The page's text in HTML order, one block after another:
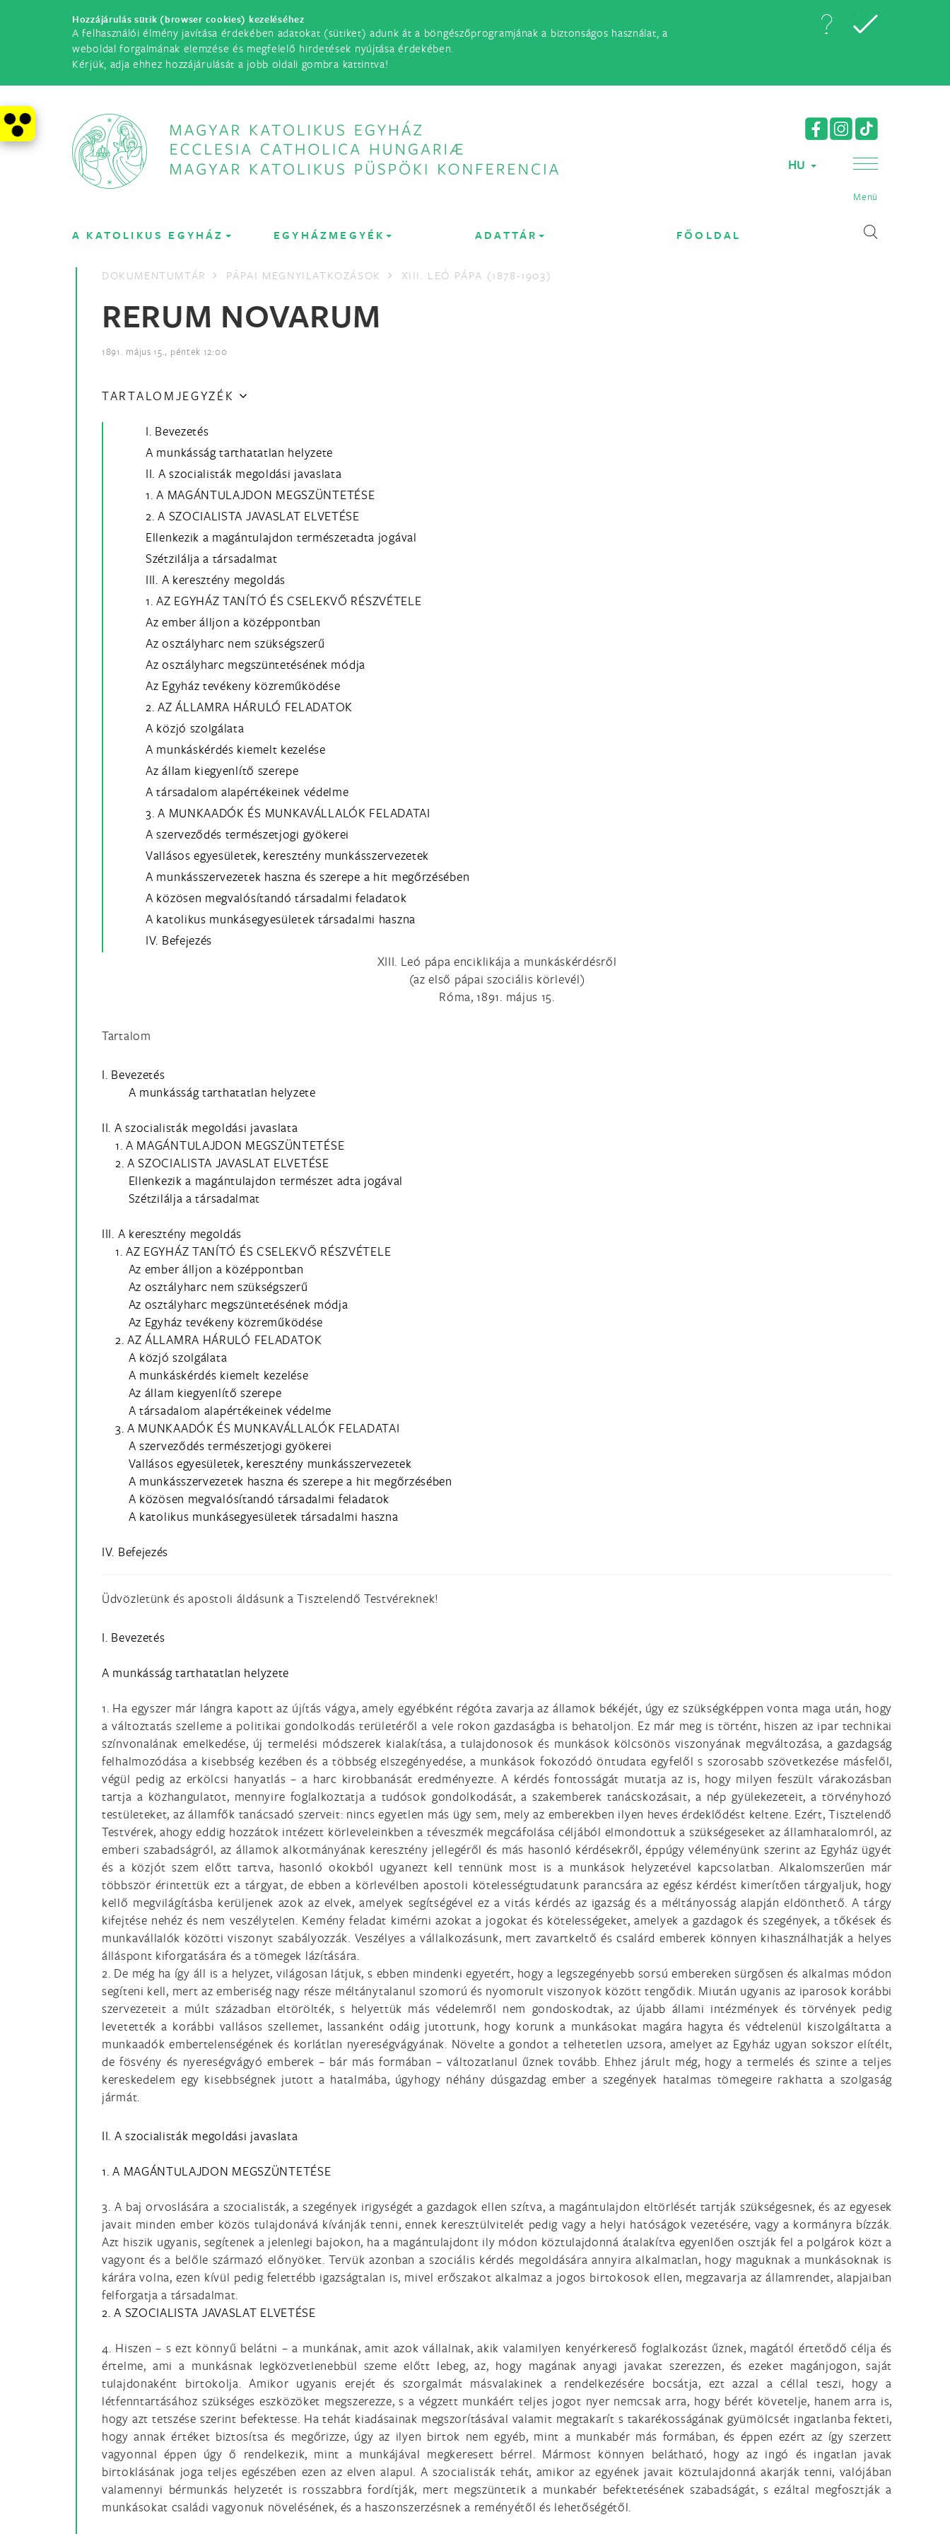
Hozzájárulás sütik (browser cookies) kezeléséhez
A felhasználói élmény javítása érdekében adatokat (sütiket) adunk át a böngészőprogramjának a biztonságos használat, a
weboldal forgalmának elemzése és megfelelő hirdetések nyújtása érdekében.
Kérjük, adja ehhez hozzájárulását a jobb oldali gombra kattintva!
HU
Menü
A KATOLIKUS EGYHÁZ EGYHÁZMEGYÉK ADATTÁR FŐOLDAL
DOKUMENTUMTÁR PÁPAI MEGNYILATKOZÁSOK XIII. LEÓ PÁPA (1878-1903)
RERUM NOVARUM
1891. május 15., péntek 12:00
TARTALOMJEGYZÉK
I. Bevezetés
A munkásság tarthatatlan helyzete
II. A szocialisták megoldási javaslata
1. A MAGÁNTULAJDON MEGSZÜNTETÉSE
2. A SZOCIALISTA JAVASLAT ELVETÉSE
Ellenkezik a magántulajdon természetadta jogával
Szétzilálja a társadalmat
III. A keresztény megoldás
1. AZ EGYHÁZ TANÍTÓ ÉS CSELEKVŐ RÉSZVÉTELE
Az ember álljon a középpontban
Az osztályharc nem szükségszerű
Az osztályharc megszüntetésének módja
Az Egyház tevékeny közreműködése
2. AZ ÁLLAMRA HÁRULÓ FELADATOK
A közjó szolgálata
A munkáskérdés kiemelt kezelése
Az állam kiegyenlítő szerepe
A társadalom alapértékeinek védelme
3. A MUNKAADÓK ÉS MUNKAVÁLLALÓK FELADATAI
A szerveződés természetjogi gyökerei
Vallásos egyesületek, keresztény munkásszervezetek
A munkásszervezetek haszna és szerepe a hit megőrzésében
A közösen megvalósítandó társadalmi feladatok
A katolikus munkásegyesületek társadalmi haszna
IV. Befejezés
XIII. Leó pápa enciklikája a munkáskérdésről
(az első pápai szociális körlevél)
Róma, 1891. május 15.
Tartalom
I. Bevezetés
A munkásság tarthatatlan helyzete
II. A szocialisták megoldási javaslata
1. A MAGÁNTULAJDON MEGSZÜNTETÉSE
2. A SZOCIALISTA JAVASLAT ELVETÉSE
Ellenkezik a magántulajdon természet adta jogával
Szétzilálja a társadalmat
III. A keresztény megoldás
1. AZ EGYHÁZ TANÍTÓ ÉS CSELEKVŐ RÉSZVÉTELE
Az ember álljon a középpontban
Az osztályharc nem szükségszerű
Az osztályharc megszüntetésének módja
Az Egyház tevékeny közreműködése
2. AZ ÁLLAMRA HÁRULÓ FELADATOK
A közjó szolgálata
A munkáskérdés kiemelt kezelése
Az állam kiegyenlítő szerepe
A társadalom alapértékeinek védelme
3. A MUNKAADÓK ÉS MUNKAVÁLLALÓK FELADATAI
A szerveződés természetjogi gyökerei
Vallásos egyesületek, keresztény munkásszervezetek
A munkásszervezetek haszna és szerepe a hit megőrzésében
A közösen megvalósítandó társadalmi feladatok
A katolikus munkásegyesületek társadalmi haszna
IV. Befejezés
Üdvözletünk és apostoli áldásunk a Tisztelendő Testvéreknek!
I. Bevezetés
A munkásság tarthatatlan helyzete
1. Ha egyszer már lángra kapott az újítás vágya, amely egyébként régóta zavarja az államok békéjét, úgy ez szükségképpen vonta maga után, hogy
a változtatás szelleme a politikai gondolkodás területéről a vele rokon gazdaságba is behatoljon. Ez már meg is történt, hiszen az ipar technikai
színvonalának emelkedése, új termelési módszerek kialakítása, a tulajdonosok és munkások kölcsönös viszonyának megváltozása, a gazdagság
felhalmozódása a kisebbség kezében és a többség elszegényedése, a munkások fokozódó öntudata egyfelől s szorosabb szövetkezése másfelől,
végül pedig az erkölcsi hanyatlás – a harc kirobbanását eredményezte. A kérdés fontosságát mutatja az is, hogy milyen feszült várakozásban
tartja a közhangulatot, mennyire foglalkoztatja a tudósok gondolkodását, a szakemberek tanácskozásait, a nép gyülekezeteit, a törvényhozó
testületeket, az államfők tanácsadó szerveit: nincs egyetlen más ügy sem, mely az emberekben ilyen heves érdeklődést keltene. Ezért, Tisztelendő
Testvérek, ahogy eddig hozzátok intézett körleveleinkben a téveszmék megcáfolása céljából elmondottuk a szükségeseket az államhatalomról, az
emberi szabadságról, az államok alkotmányának keresztény jellegéről és más hasonló kérdésekről, éppúgy véleményünk szerint az Egyház ügyét
és a közjót szem előtt tartva, hasonló okokból ugyanezt kell tennünk most is a munkások helyzetével kapcsolatban. Alkalomszerűen már
többször érintettük ezt a tárgyat, de ebben a körlevélben apostoli kötelességtudatunk parancsára az egész kérdést kimerítően tárgyaljuk, hogy
kellő megvilágításba kerüljenek azok az elvek, amelyek segítségével ez a vitás kérdés az igazság és a méltányosság alapján eldönthető. A tárgy
kifejtése nehéz és nem veszélytelen. Kemény feladat kimérni azokat a jogokat és kötelességeket, amelyek a gazdagok és szegények, a tőkések és
munkavállalók közötti viszonyt szabályozzák. Veszélyes a vállalkozásunk, mert zavartkeltő és csalárd emberek könnyen kihasználhatják a helyes
álláspont kiforgatására és a tömegek lázítására.
2. De még ha így áll is a helyzet, világosan látjuk, s ebben mindenki egyetért, hogy a legszegényebb sorsú embereken sürgősen és alkalmas módon
segíteni kell, mert az emberiség nagy része méltánytalanul szomorú és nyomorult viszonyok között tengődik. Miután ugyanis az iparosok korábbi
szervezeteit a múlt században eltörölték, s helyettük más védelemről nem gondoskodtak, az újabb állami intézmények és törvények pedig
levetették a korábbi vallásos szellemet, lassanként odáig jutottunk, hogy korunk a munkásokat magára hagyta és védtelenül kiszolgáltatta a
munkaadók embertelenségének és korlátlan nyereségvágyának. Növelte a gondot a telhetetlen uzsora, amelyet az Egyház ugyan sokszor elítélt,
de fösvény és nyereségvágyó emberek – bár más formában – változatlanul űznek tovább. Ehhez járult még, hogy a termelés és szinte a teljes
kereskedelem egy kisebbségnek jutott a hatalmába, úgyhogy néhány dúsgazdag ember a szegények hatalmas tömegeire rakhatta a szolgaság
jármát.
II. A szocialisták megoldási javaslata
1. A MAGÁNTULAJDON MEGSZÜNTETÉSE
3. A baj orvoslására a szocialisták, a szegények irigységét a gazdagok ellen szítva, a magántulajdon eltörlését tartják szükségesnek, és az egyesek
javait minden ember közös tulajdonává kívánják tenni, ennek keresztülvitelét pedig vagy a helyi hatóságok vezetésére, vagy a kormányra bízzák.
Azt hiszik ugyanis, segítenek a jelenlegi bajokon, ha a magántulajdont ily módon köztulajdonná átalakítva egyenlően osztják fel a polgárok közt a
vagyont és a belőle származó előnyöket. Tervük azonban a szociális kérdés megoldására annyira alkalmatlan, hogy maguknak a munkásoknak is
kárára volna, ezen kívül pedig felettébb igazságtalan is, mivel erőszakot alkalmaz a jogos birtokosok ellen, megzavarja az államrendet, alapjaiban
felforgatja a társadalmat.
2. A SZOCIALISTA JAVASLAT ELVETÉSE
4. Hiszen – s ezt könnyű belátni – a munkának, amit azok vállalnak, akik valamilyen kenyérkereső foglalkozást űznek, magától értetődő célja és
értelme, ami a munkásnak legközvetlenebbül szeme előtt lebeg, az, hogy magának anyagi javakat szerezzen, és ezeket magánjogon, saját
tulajdonaként birtokolja. Amikor ugyanis erejét és szorgalmát másvalakinek a rendelkezésére bocsátja, ezt azzal a céllal teszi, hogy a
létfenntartásához szükséges eszközöket megszerezze, s a végzett munkáért teljes jogot nyer nemcsak arra, hogy bérét követelje, hanem arra is,
hogy azt tetszése szerint befektesse. Ha tehát kiadásainak megszorításával valamit megtakarít s takarékosságának gyümölcsét ingatlanba fekteti,
hogy annak értéket biztosítsa és megőrizze, úgy az ilyen birtok nem egyéb, mint a munkabér más formában, és éppen ezért az így szerzett
vagyonnal éppen úgy ő rendelkezik, mint a munkájával megkeresett bérrel. Mármost könnyen belátható, hogy az ingó és ingatlan javak
birtoklásának joga teljes egészében ezen az elven alapul. A szocialisták tehát, amikor az egyének javait köztulajdonná akarják tenni, valójában
valamennyi bérmunkás helyzetét is rosszabbra fordítják, mert megszüntetik a munkabér befektetésének szabadságát, s ezáltal megfosztják a
munkásokat családi vagyonuk növelésének, és a haszonszerzésnek a reményétől és lehetőségétől.